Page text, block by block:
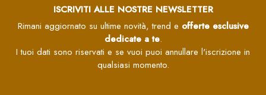
ISCRIVITI ALLE NOSTRE NEWSLETTER
Rimani aggiornato su ultime novità, trend e offerte esclusive
dedicate a te.
I tuoi dati sono riservati e se vuoi puoi annullare l'iscrizione in
qualsiasi momento.